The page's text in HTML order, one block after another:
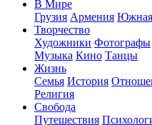
В Мире
Грузия Армения Южная
Творчество
Художники Фотографы
Музыка Кино Танцы
Жизнь
Семья История
Религия
Свобода
Путешествия